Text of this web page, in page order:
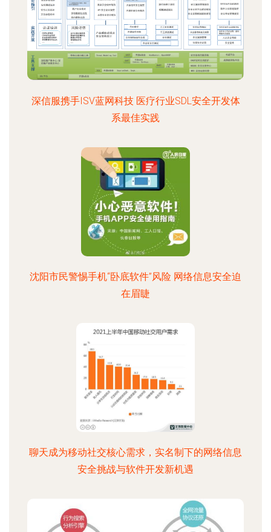
深信服携手ISV蓝网科技 医疗行业SDL安全开发体
系最佳实践
沈阳市民警惕手机“卧底软件”风险 网络信息安全迫
在眉睫
聊天成为移动社交核心需求，实名制下的网络信息
安全挑战与软件开发新机遇